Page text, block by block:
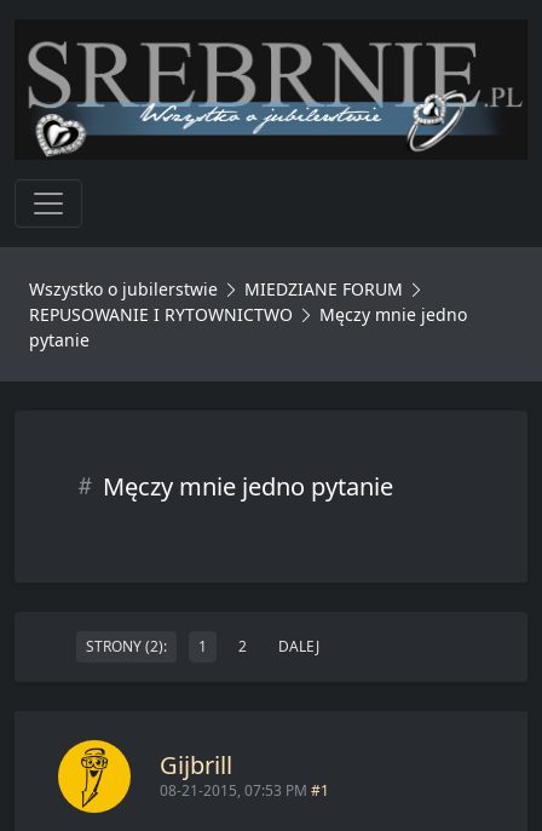
Toggle navigation
Wszystko o jubilerstwie
MIEDZIANE FORUM
REPUSOWANIE I RYTOWNICTWO
Męczy mnie jedno
pytanie
Męczy mnie jedno pytanie
STRONY (2): 1 2 DALEJ
Gijbrill
08-21-2015, 07:53 PM #1